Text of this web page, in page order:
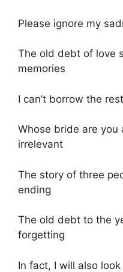
Please ignore my
The old debt of love
memories
I can’t borrow the
Whose bride are
irrelevant
The story of three
ending
The old debt to the
forgetting
In fact, I will also